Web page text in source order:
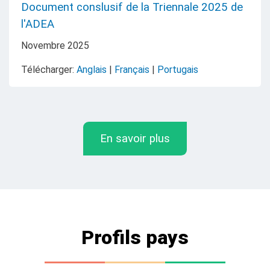
Document conslusif de la Triennale 2025 de
l'ADEA
Novembre 2025
Télécharger: Anglais | Français | Portugais
En savoir plus
Profils pays